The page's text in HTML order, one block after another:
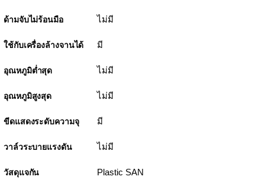
ด้ามจับไม่ร้อนมือ ไม่มี
ใช้กับเครื่องล้างจานได้ มี
อุณหภูมิต่ำสุด ไม่มี
อุณหภูมิสูงสุด ไม่มี
ขีดแสดงระดับความจุ มี
วาล์วระบายแรงดัน ไม่มี
วัสดุแจกัน Plastic SAN